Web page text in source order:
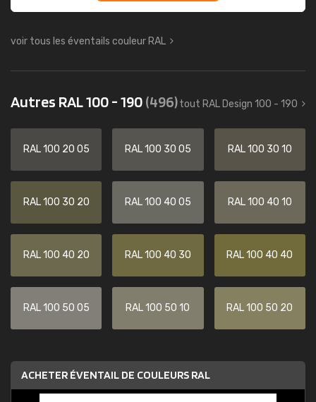
voir tous les éventails couleur RAL
Autres RAL 100 - 190(496)tout RAL Design 100 - 190
RAL 100 20 05 RAL 100 30 05 RAL 100 30 10
RAL 100 30 20 RAL 100 40 05 RAL 100 40 10
RAL 100 40 20 RAL 100 40 30 RAL 100 40 40
RAL 100 50 05 RAL 100 50 10 RAL 100 50 20
ACHETER ÉVENTAIL DE COULEURS RAL